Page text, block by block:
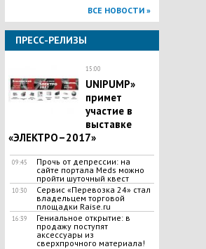
ВСЕ НОВОСТИ »
ПРЕСС-РЕЛИЗЫ
15:00
UNIPUMP»
примет
участие в
выставке
«ЭЛЕКТРО–2017»
09:45
Прочь от депрессии: на
сайте портала Meds можно
пройти шуточный квест
10:30
Сервис «Перевозка 24» стал
владельцем торговой
площадки Raise.ru
16:39
Гениальное открытие: в
продажу поступят
аксессуары из
сверхпрочного материала!